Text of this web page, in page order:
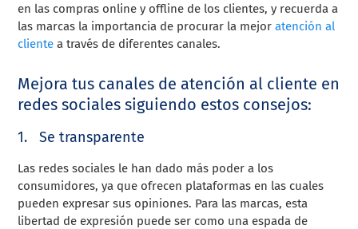
en las compras online y offline de los clientes, y recuerda a
las marcas la importancia de procurar la mejoratención al
cliente a través de diferentes canales.
Mejora tus canales de atención al cliente en
redes sociales siguiendo estos consejos:
1. Se transparente
Las redes sociales le han dado más poder a los
consumidores, ya que ofrecen plataformas en las cuales
pueden expresar sus opiniones. Para las marcas, esta
libertad de expresión puede ser como una espada de